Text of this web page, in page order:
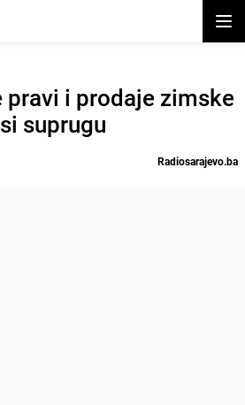
pravi i prodaje zimske
suprugu
Radiosarajevo.ba